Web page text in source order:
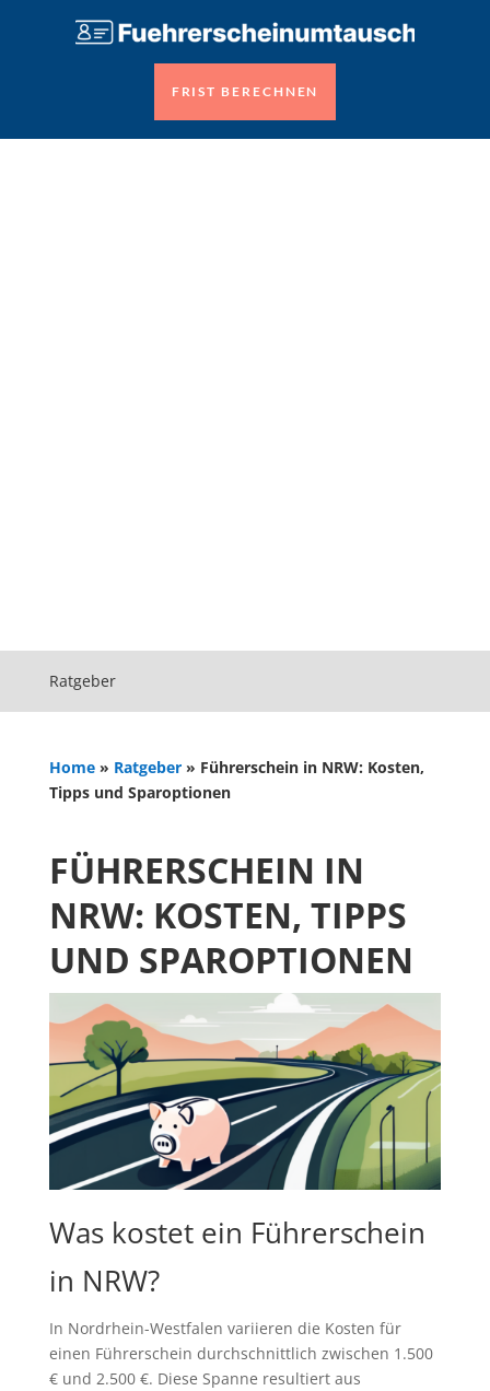
FRIST BERECHNEN
Ratgeber
Home» Ratgeber» Führerschein in NRW: Kosten,
Tipps und Sparoptionen
FÜHRERSCHEIN IN
NRW: KOSTEN, TIPPS
UND SPAROPTIONEN
Was kostet ein Führerschein
in NRW?
In Nordrhein-Westfalen variieren die Kosten für
einen Führerschein durchschnittlich zwischen 1.500
€ und 2.500 €. Diese Spanne resultiert aus